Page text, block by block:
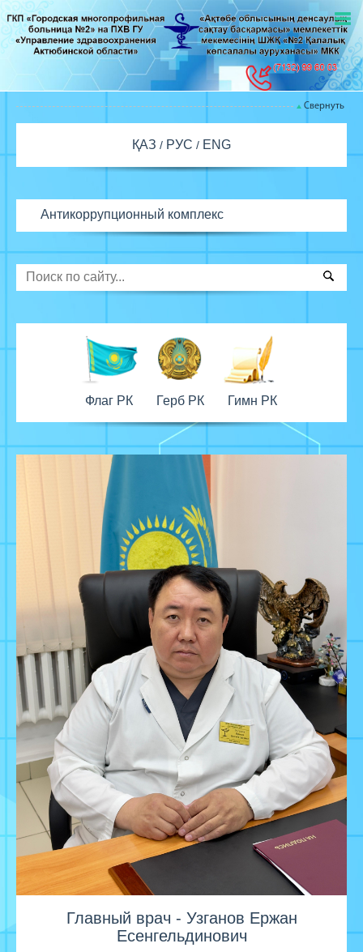
Свернуть
ҚАЗ РУС ENG
Антикоррупционный комплекс
Флаг РК Герб РК Гимн РК
Главный врач - Узганов Ержан
Есенгельдинович